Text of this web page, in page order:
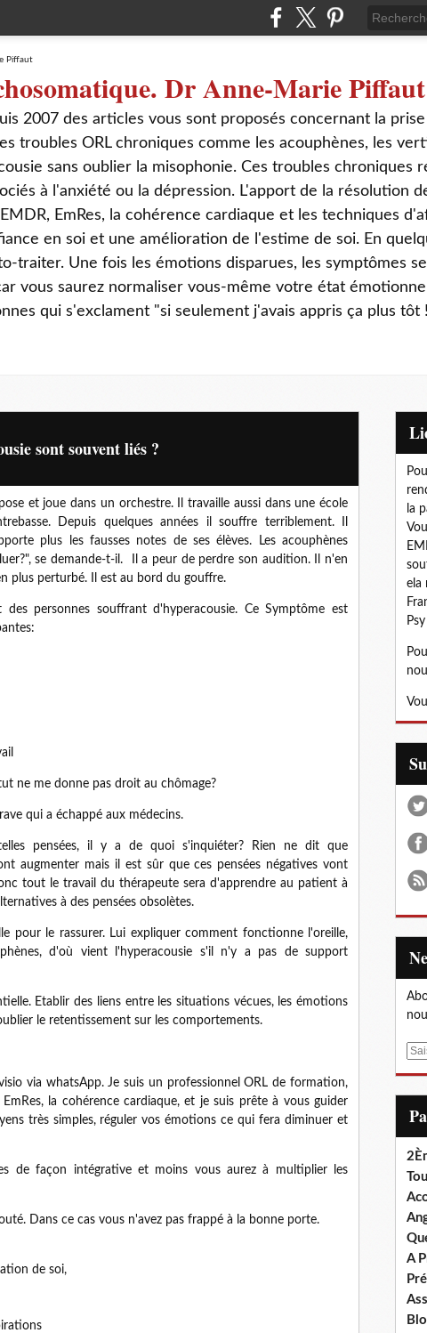
Dr Anne-Marie Piffaut
2007 des articles vous sont proposés concernant la
troubles ORL chroniques comme les acouphènes, les
sans oublier la misophonie. Ces troubles chroniques
à l'anxiété ou la dépression. L'apport de la résolution
EmRes, la cohérence cardiaque et les techniques
en soi et une amélioration de l'estime de soi. En
traiter. Une fois les émotions disparues, les symptômes
vous saurez normaliser vous-même votre état
qui s'exclament "si seulement j'avais appris ça plus tôt
sont souvent liés ?
et joue dans un orchestre. Il travaille aussi dans une école
Depuis quelques années il souffre terriblement. Il
plus les fausses notes de ses élèves. Les acouphènes
se demande-t-il. Il a peur de perdre son audition. Il n'en
plus perturbé. Il est au bord du gouffre.
personnes souffrant d'hyperacousie. Ce Symptôme est
ne me donne pas droit au chômage?
qui a échappé aux médecins.
pensées, il y a de quoi s'inquiéter? Rien ne dit que
augmenter mais il est sûr que ces pensées négatives vont
tout le travail du thérapeute sera d'apprendre au patient à
à des pensées obsolètes.
pour le rassurer. Lui expliquer comment fonctionne l'oreille,
d'où vient l'hyperacousie s'il n'y a pas de support
Etablir des liens entre les situations vécues, les émotions
le retentissement sur les comportements.
via whatsApp. Je suis un professionnel ORL de formation,
la cohérence cardiaque, et je suis prête à vous guider
très simples, réguler vos émotions ce qui fera diminuer et
de façon intégrative et moins vous aurez à multiplier les
Dans ce cas vous n'avez pas frappé à la bonne porte.
de soi,
la
ela
Psy
E
A